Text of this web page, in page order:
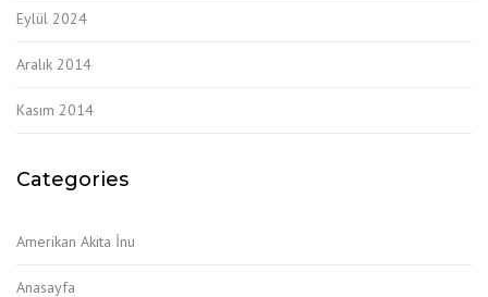
Eylül 2024
Aralık 2014
Kasım 2014
Categories
Amerikan Akita İnu
Anasayfa